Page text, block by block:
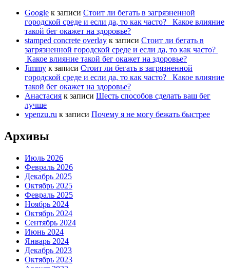
Google к записи Стоит ли бегать в загрязненной
городской среде и если да, то как часто? Какое влияние
такой бег окажет на здоровье?
stamped concrete overlay к записи Стоит ли бегать в
загрязненной городской среде и если да, то как часто?
Какое влияние такой бег окажет на здоровье?
Jimmy к записи Стоит ли бегать в загрязненной
городской среде и если да, то как часто? Какое влияние
такой бег окажет на здоровье?
Анастасия к записи Шесть способов сделать ваш бег
лучше
vpenzu.ru к записи Почему я не могу бежать быстрее
Архивы
Июль 2026
Февраль 2026
Декабрь 2025
Октябрь 2025
Февраль 2025
Ноябрь 2024
Октябрь 2024
Сентябрь 2024
Июнь 2024
Январь 2024
Декабрь 2023
Октябрь 2023